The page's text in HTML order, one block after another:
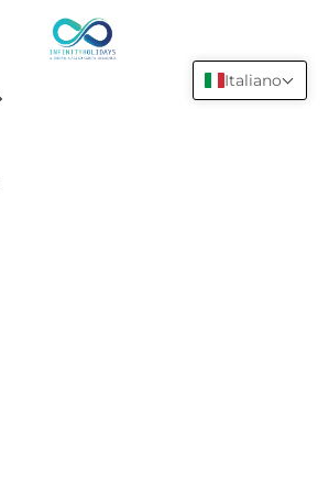
INFINITY HOLIDAYS SAS
Italiano